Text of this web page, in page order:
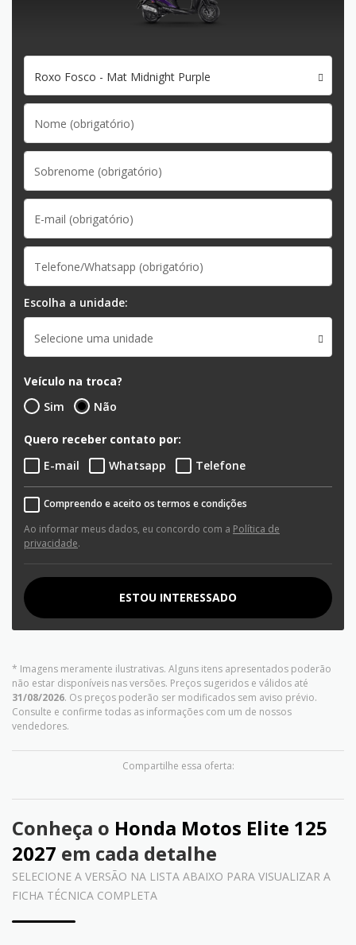
* Imagens meramente ilustrativas. Alguns itens apresentados poderão
não estar disponíveis nas versões. Preços sugeridos e válidos até
31/08/2026. Os preços poderão ser modificados sem aviso prévio.
Consulte e confirme todas as informações com um de nossos
vendedores.
Compartilhe essa oferta:
Roxo Fosco - Mat Midnight Purple
Escolha a unidade:
Selecione uma unidade
Veículo na troca?
Sim
Não
Quero receber contato por:
E-mail
Whatsapp Telefone
Compreendo e aceito os termos e condições
Ao informar meus dados, eu concordo com a Política de
privacidade.
ESTOU INTERESSADO
Conheça o Honda Motos Elite 125
2027 em cada detalhe
SELECIONE A VERSÃO NA LISTA ABAIXO PARA VISUALIZAR A
FICHA TÉCNICA COMPLETA